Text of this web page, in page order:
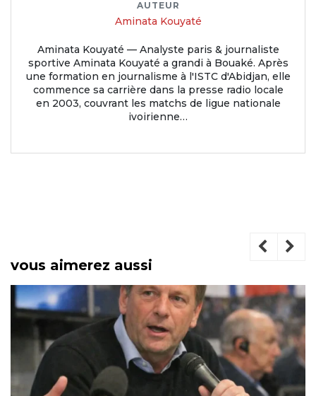
AUTEUR
Aminata Kouyaté
Aminata Kouyaté — Analyste paris & journaliste
sportive Aminata Kouyaté a grandi à Bouaké. Après
une formation en journalisme à l'ISTC d'Abidjan, elle
commence sa carrière dans la presse radio locale
en 2003, couvrant les matchs de ligue nationale
ivoirienne…
vous aimerez aussi